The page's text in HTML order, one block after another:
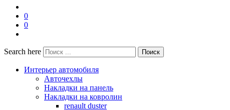
0
0
Search here Поиск
Интерьер автомобиля
Авточехлы
Накладки на панель
Накладки на ковролин
renault duster